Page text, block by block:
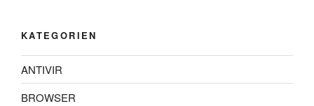
KATEGORIEN
ANTIVIR
BROWSER